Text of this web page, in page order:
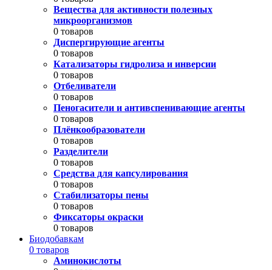
Вещества для активности полезных
микроорганизмов
0 товаров
Диспергирующие агенты
0 товаров
Катализаторы гидролиза и инверсии
0 товаров
Отбеливатели
0 товаров
Пеногасители и антивспенивающие агенты
0 товаров
Плёнкообразователи
0 товаров
Разделители
0 товаров
Средства для капсулирования
0 товаров
Стабилизаторы пены
0 товаров
Фиксаторы окраски
0 товаров
Биодобавкам
0 товаров
Аминокислоты